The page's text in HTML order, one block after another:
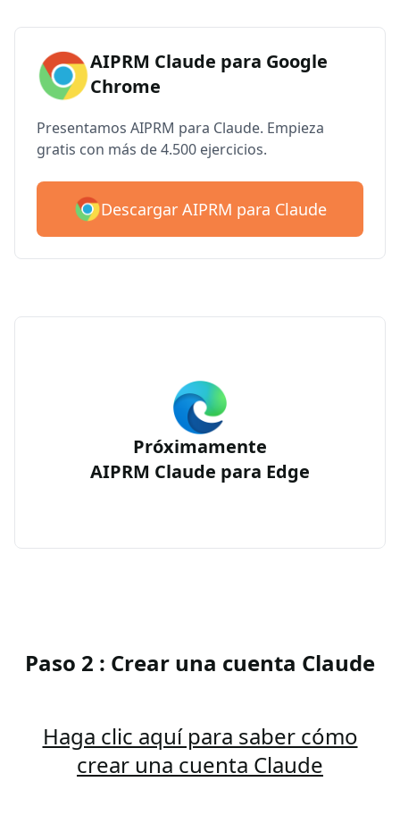
AIPRM Claude para Google
Chrome
Presentamos AIPRM para Claude. Empieza
gratis con más de 4.500 ejercicios.
Descargar AIPRM para Claude
Próximamente
AIPRM Claude para Edge
Paso 2 : Crear una cuenta Claude
Haga clic aquí para saber cómo
crear una cuenta Claude